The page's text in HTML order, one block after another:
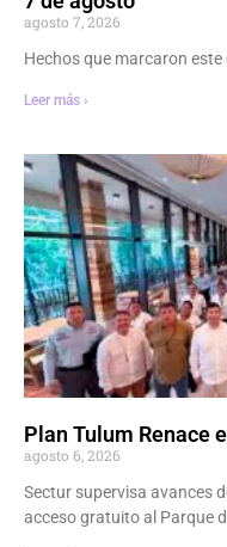
agosto 7, 2026
Hechos que marcaron este
Leer más ›
Plan Tulum Renace
agosto 6, 2026
Sectur supervisa avances
acceso gratuito al Parque